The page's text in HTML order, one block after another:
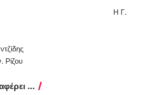
Η Γ.
Καραντζίδης
...